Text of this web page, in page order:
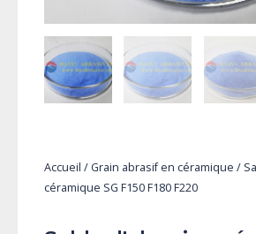
Accueil / Grain abrasif en céramique /
céramique SG F150 F180 F220